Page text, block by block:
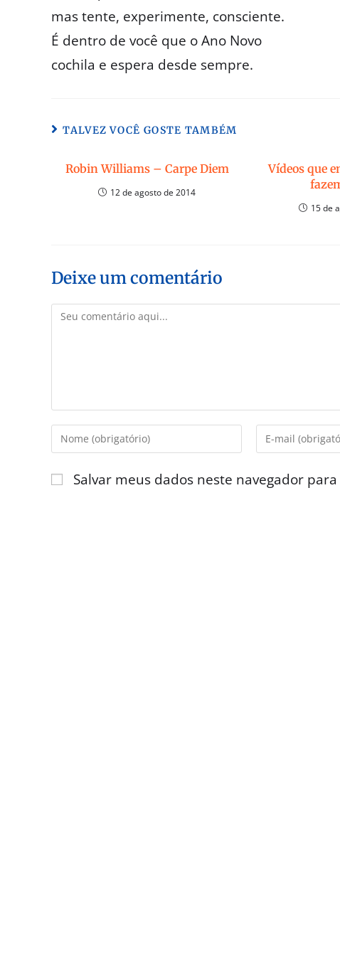
mas tente, experimente, consciente.
É dentro de você que o Ano Novo
cochila e espera desde sempre.
TALVEZ VOCÊ GOSTE TAMBÉM
Robin Williams – Carpe Diem
12 de agosto de 2014
Vídeos que
15 de
Deixe um comentário
Salvar meus dados neste navegador